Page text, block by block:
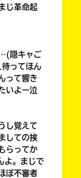
じ革命起
隠キャご
ってほん
って響き
いよー泣
し覚えて
しての挨
らってか
よ。まじで
ぼ不審者